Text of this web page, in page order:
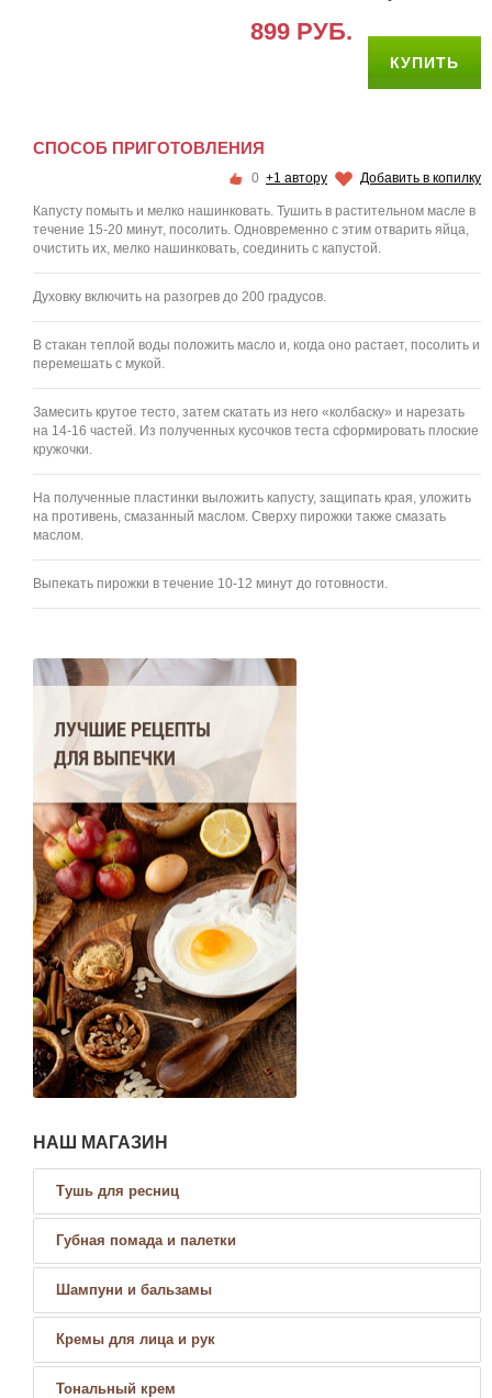
899 РУБ.
СПОСОБ ПРИГОТОВЛЕНИЯ
0 +1 автору Добавить в копилку
Капусту помыть и мелко нашинковать. Тушить в растительном масле в
течение 15-20 минут, посолить. Одновременно с этим отварить яйца,
очистить их, мелко нашинковать, соединить с капустой.
Духовку включить на разогрев до 200 градусов.
В стакан теплой воды положить масло и, когда оно растает, посолить и
перемешать с мукой.
Замесить крутое тесто, затем скатать из него «колбаску» и нарезать
на 14-16 частей. Из полученных кусочков теста сформировать плоские
кружочки.
На полученные пластинки выложить капусту, защипать края, уложить
на противень, смазанный маслом. Сверху пирожки также смазать
маслом.
Выпекать пирожки в течение 10-12 минут до готовности.
НАШ МАГАЗИН
Тушь для ресниц
Губная помада и палетки
Шампуни и бальзамы
Кремы для лица и рук
Тональный крем